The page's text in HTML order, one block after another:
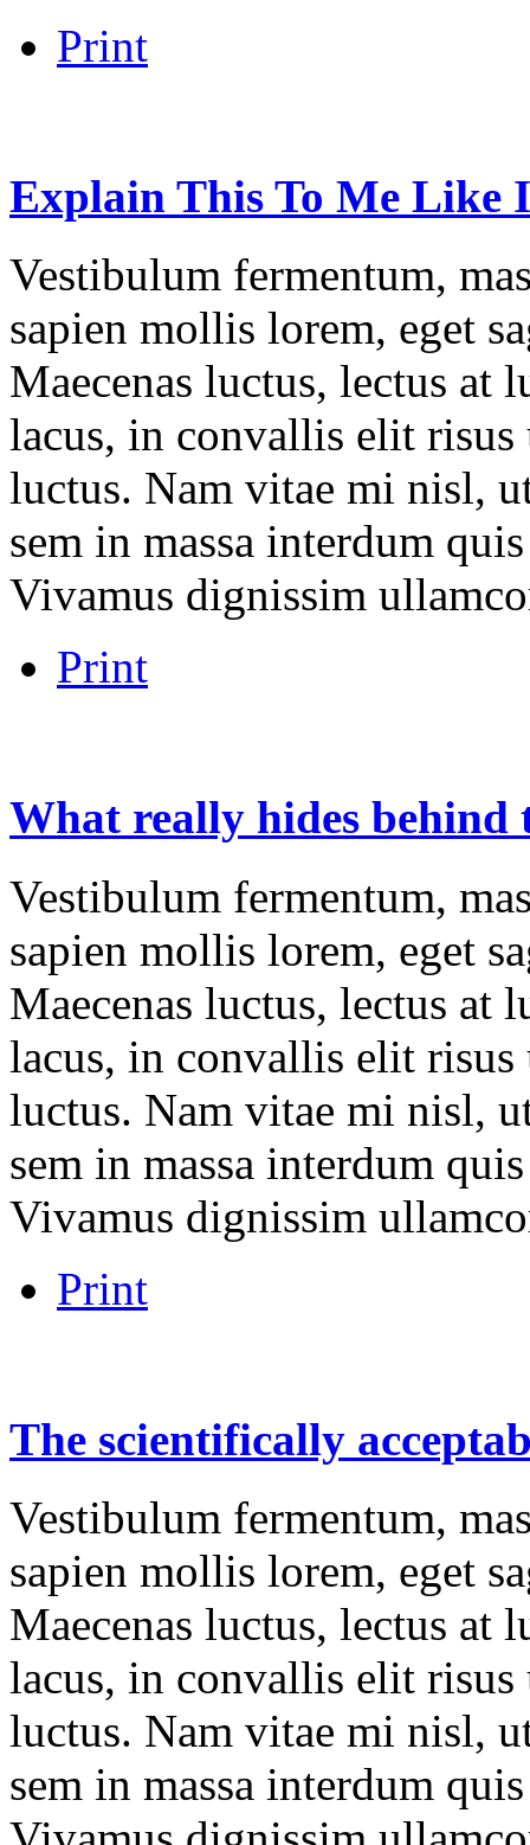
Print
Explain This To Me Like
Vestibulum fermentum,
sapien mollis lorem, eget
Maecenas luctus, lectus at
lacus, in convallis elit risus
luctus. Nam vitae mi nisl,
sem in massa interdum
Vivamus dignissim
Print
What really hides behind
Vestibulum fermentum,
sapien mollis lorem, eget
Maecenas luctus, lectus at
lacus, in convallis elit risus
luctus. Nam vitae mi nisl,
sem in massa interdum
Vivamus dignissim
Print
The scientifically
Vestibulum fermentum,
sapien mollis lorem, eget
Maecenas luctus, lectus at
lacus, in convallis elit risus
luctus. Nam vitae mi nisl,
sem in massa interdum